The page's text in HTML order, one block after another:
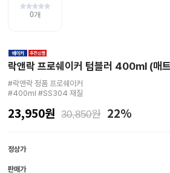
락앤락 프로쉐이커 텀블러 400ml (매
#락앤락 정품 프로쉐이커
#400ml #SS304 재질
23,950원 30,850원 22%
정상가
판매가